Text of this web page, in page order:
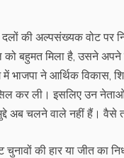
दलों की अल्पसंख्यक वोट
बहुमत मिला है, उसने
भाजपा ने आर्थिक विकास,
कर ली। इसलिए उन नेताओं
अब चलने वाले नहीं हैं। वैसे
चुनावों की हार या जीत का